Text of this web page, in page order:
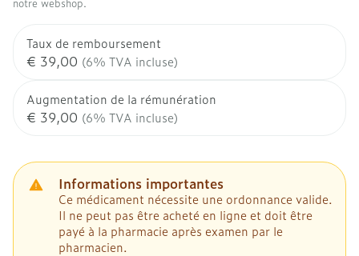
notre webshop.
Taux de remboursement
€ 39,00 (6% TVA incluse)
Augmentation de la rémunération
€ 39,00 (6% TVA incluse)
Informations importantes
Ce médicament nécessite une ordonnance valide.
Il ne peut pas être acheté en ligne et doit être
payé à la pharmacie après examen par le
pharmacien.